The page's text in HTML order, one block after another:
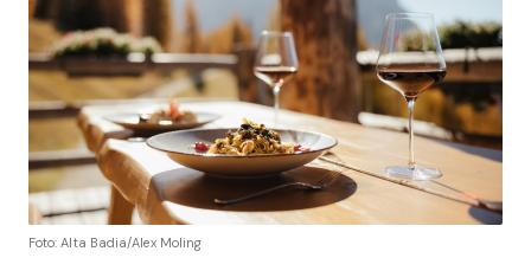
Foto: Alta Badia/Alex Moling